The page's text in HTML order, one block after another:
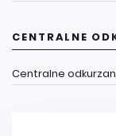
CENTRALNE
Centralne